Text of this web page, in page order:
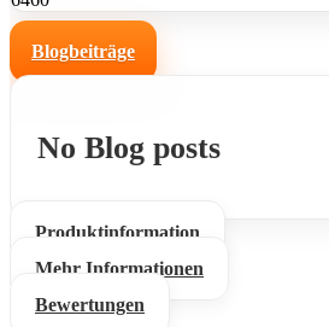
Blogbeiträge
No Blog posts
Produktinformation
Mehr Informationen
Bewertungen